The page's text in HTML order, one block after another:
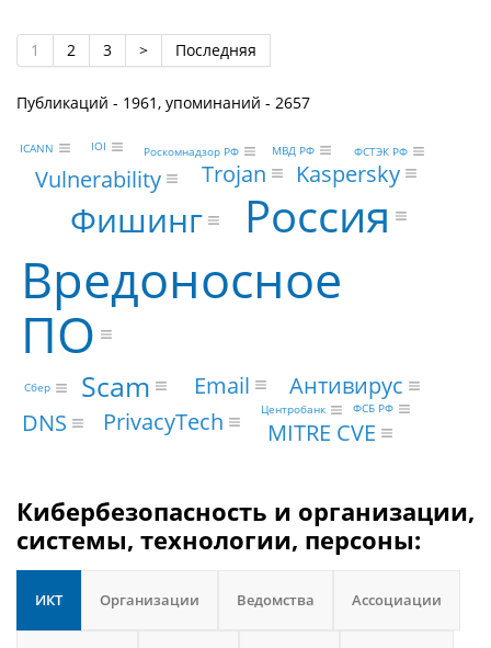
1 2 3 > Последняя
Публикаций - 1961, упоминаний - 2657
Вредоносное
ПО
Россия
Фишинг
Scam Email Антивирус
Kaspersky
Trojan
Vulnerability
DNS PrivacyTech MITRE CVE
Центробанк
ФСТЭК РФ
ФСБ РФ
Сбер
МВД РФ
Роскомнадзор РФ
IOI
ICANN
Кибербезопасность и организации,
системы, технологии, персоны:
ИКТ Организации Ведомства Ассоциации